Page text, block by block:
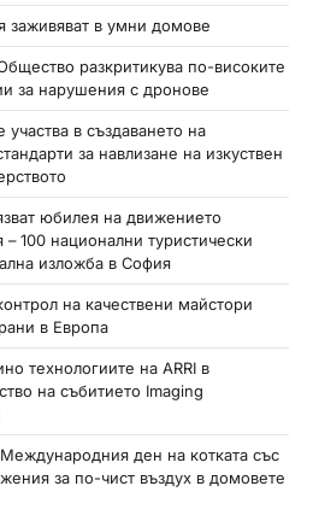
заживяват в умни домове
разкритикува по-високите
за нарушения с дронове
в създаването на
за навлизане на изкуствен
юбилея на движението
– 100 национални туристически
изложба в София
на качествени майстори
в Европа
технологиите на ARRI в
на събитието Imaging
ден на котката със
за по-чист въздух в домовете